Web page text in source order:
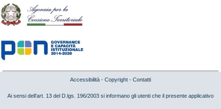
Accessibilità - Copyright - Contatti
Ai sensi dell’art. 13 del D.lgs. 196/2003 si informano gli utenti che il presente applicativo